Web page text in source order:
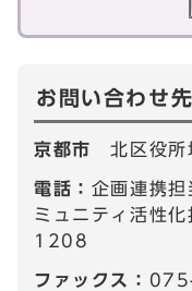
お問い合わせ先
京都市北区役所
電話： 企画連携担
ミュニティ活性
1208
ファックス：